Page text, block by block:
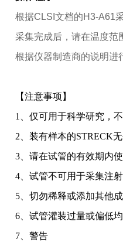
根据CLSI文档的H3-A61
采集完成后，请在温度范
根据仪器制造商的说明进
【注意事项】
1、仅可用于科学研究，
2、装有样本的STRECK
3、请在试管的有效期内
4、试管不可用于采集注
5、切勿稀释或添加其他
6、试管灌装过量或偏低
7、警告